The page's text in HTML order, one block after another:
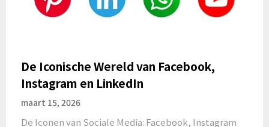
De Iconische Wereld van Facebook,
Instagram en LinkedIn
maart 15, 2026
De Iconen van Sociale Media: Facebook, Instagram